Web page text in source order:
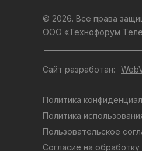
Политика
Согласие на обработку
Пользовательское
Политика
© 2026. Все права
ООО «Технофорум
Сайт разработан: